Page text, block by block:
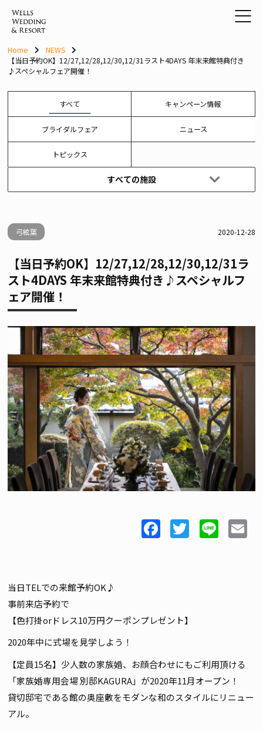
content
Home
NEWS
【当日予約OK】12/27,12/28,12/30,12/31ラスト4DAYS 年末来館特典付き
♪スペシャルフェア開催！
すべて キャンペーン情報
ブライダルフェア ニュース
トピックス
すべての施設
弓絃葉 2020-12-28
【当日予約OK】12/27,12/28,12/30,12/31ラ
スト4DAYS 年末来館特典付き♪スペシャルフ
ェア開催！
Facebook
Twitter
Line
当日TELでの来館予約OK♪
事前来店予約で
【色打掛orドレス10万円クーポンプレゼント】
2020年中に式場を見学しよう！
【定員15名】少人数の家族婚、お顔合わせにもご利用頂ける
「家族婚専用会場 別邸KAGURA」が2020年11月オープン！
貸切邸宅である館の奥座敷をモダンな和のスタイルにリニュー
アル。